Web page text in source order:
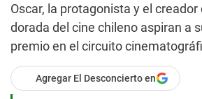
Oscar, la protagonista y el creador
dorada del cine chileno aspiran a
premio en el circuito
Agregar El Desconcierto en